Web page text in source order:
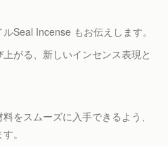
Seal Incense もお伝えします。
がる、新しいインセンス表現と
をスムーズに入手できるよう、
。